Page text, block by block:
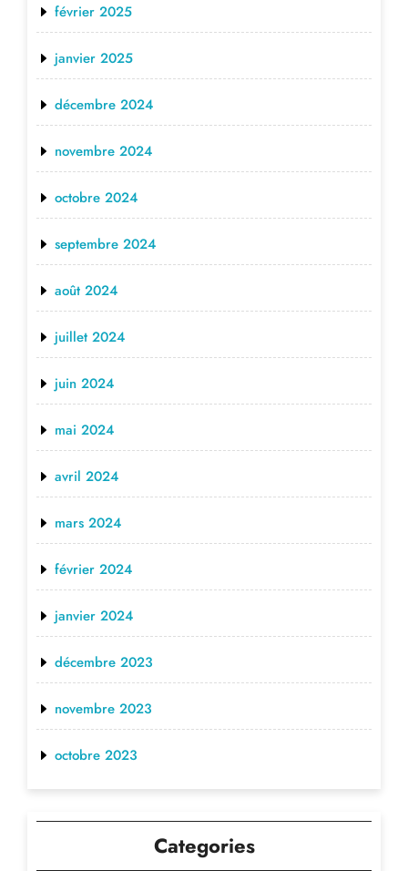
février 2025
janvier 2025
décembre 2024
novembre 2024
octobre 2024
septembre 2024
août 2024
juillet 2024
juin 2024
mai 2024
avril 2024
mars 2024
février 2024
janvier 2024
décembre 2023
novembre 2023
octobre 2023
Categories